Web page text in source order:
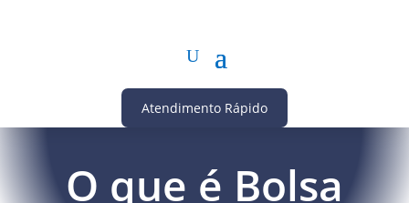
Atendimento Rápido
O que é Bolsa